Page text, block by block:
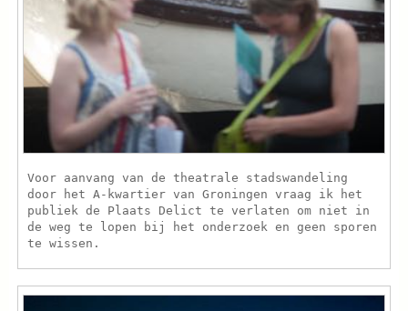
Voor aanvang van de theatrale stadswandeling
door het A-kwartier van Groningen vraag ik het
publiek de Plaats Delict te verlaten om niet in
de weg te lopen bij het onderzoek en geen sporen
te wissen.